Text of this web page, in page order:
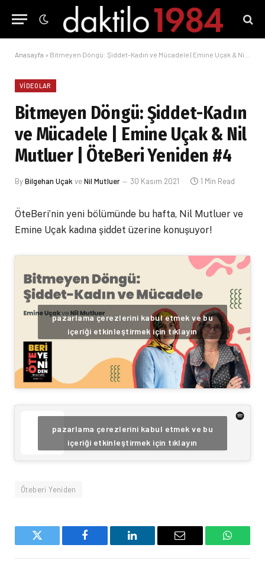
Anasayfa » Bitmeyen Döngü: Şiddet-Kadın ve Mücadele | Emine Uçak & Nil Mutluer | ÖteBeri Yeniden #4
VIDEOLAR
Bitmeyen Döngü: Şiddet-Kadın
ve Mücadele | Emine Uçak & Nil
Mutluer | ÖteBeri Yeniden #4
ByBilgehan Uçak veNil Mutluer 30 Kasım 2021 1 Min Read
ÖteBeri’nin yeni bölümünde bu hafta, Nil Mutluer ve
Emine Uçak kadına şiddet üzerine konuşuyor!
pazarlama çerezlerini kabul etmek ve bu
içeriği etkinleştirmek için tıklayın
pazarlama çerezlerini kabul etmek ve bu
içeriği etkinleştirmek için tıklayın
Öteberi Yeniden
Twitter Facebook LinkedIn Email